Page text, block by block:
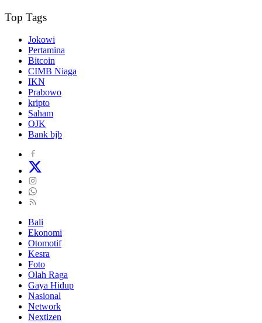
Top Tags
Jokowi
Pertamina
Bitcoin
CIMB Niaga
IKN
Prabowo
kripto
Saham
OJK
Bank bjb
Bali
Ekonomi
Otomotif
Kesra
Foto
Olah Raga
Gaya Hidup
Nasional
Network
Nextizen